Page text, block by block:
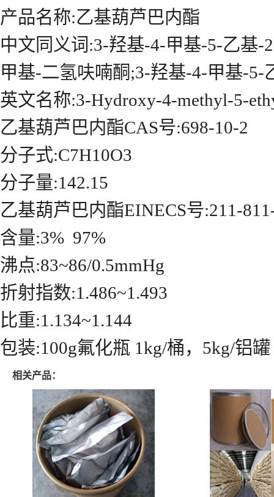
产品名称:乙基葫芦巴内酯
中文同义词:3-羟基-4-甲基-5-乙基
甲基-二氢呋喃酮;3-羟基-4-甲基-
英文名称:3-Hydroxy-4-methyl-5-
乙基葫芦巴内酯CAS号:698-10-2
分子式:C7H10O3
分子量:142.15
乙基葫芦巴内酯EINECS号:211-
含量:3% 97%
沸点:83~86/0.5mmHg
折射指数:1.486~1.493
比重:1.134~1.144
包装:100g氟化瓶 1kg/桶，5kg/铝罐
相关产品：